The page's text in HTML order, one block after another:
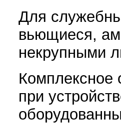
Для
вьющиеся,
некрупными
Комплексное
при